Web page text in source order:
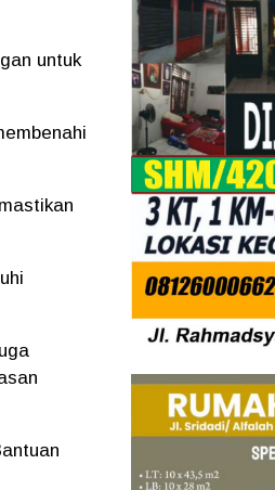
untuk